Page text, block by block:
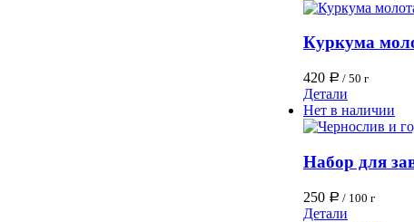
Куркума
420 Р / 50 г
Детали
Нет в наличии
Набор для
250 Р / 100 г
Детали